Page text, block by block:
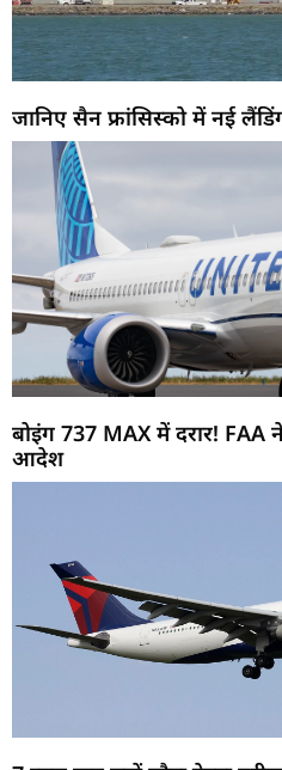
जानिए सैन फ्रांसिस्को में नई
बोइंग 737 MAX में दरार! FAA
आदेश